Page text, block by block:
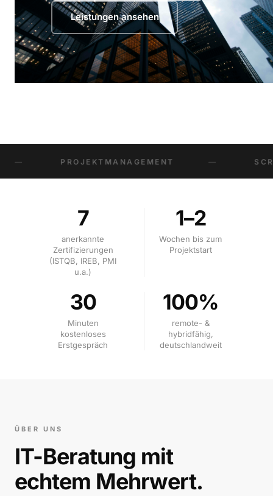
Leistungen ansehen
PROJEKTMANAGEMENT — SCRUM
7
anerkannte
Zertifizierungen
(ISTQB, IREB, PMI
u.a.)
1–2
Wochen bis zum
Projektstart
30
Minuten
kostenloses
Erstgespräch
100%
remote- &
hybridfähig,
deutschlandweit
ÜBER UNS
IT-Beratung mit
echtem Mehrwert.